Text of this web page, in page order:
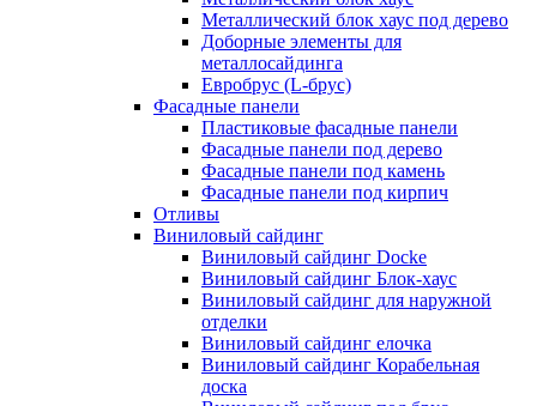
Металлический блок хаус под дерево
Доборные элементы для
металлосайдинга
Евробрус (L-брус)
Фасадные панели
Пластиковые фасадные панели
Фасадные панели под дерево
Фасадные панели под камень
Фасадные панели под кирпич
Отливы
Виниловый сайдинг
Виниловый сайдинг Docke
Виниловый сайдинг Блок-хаус
Виниловый сайдинг для наружной
отделки
Виниловый сайдинг елочка
Виниловый сайдинг Корабельная
доска